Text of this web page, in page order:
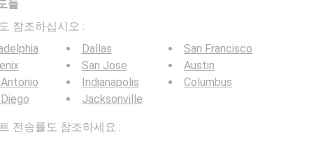
들
참조하십시오 :
Dallas
San Jose
Indianapolis
Jacksonville
San Francisco
Austin
Columbus
전송률도 참조하세요 :